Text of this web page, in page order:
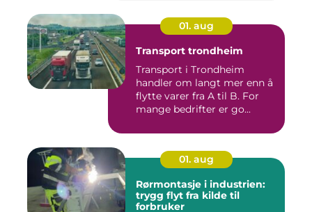
01. aug
Transport trondheim
Transport i Trondheim
handler om langt mer enn å
flytte varer fra A til B. For
mange bedrifter er go...
01. aug
Rørmontasje i industrien:
trygg flyt fra kilde til
forbruker